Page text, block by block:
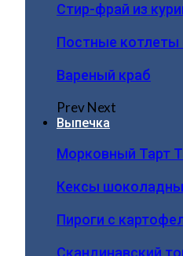
Стир-фрай из
Постные котлеты
Вареный краб
PrevNext
Выпечка
Морковный Тарт
Кексы
Пироги c
Скандинавский